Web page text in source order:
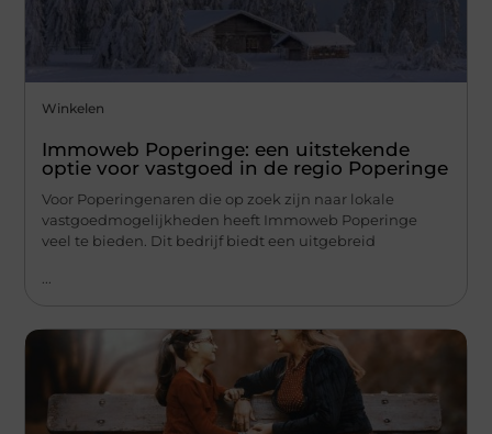
Winkelen
Immoweb Poperinge: een uitstekende
optie voor vastgoed in de regio Poperinge
Voor Poperingenaren die op zoek zijn naar lokale
vastgoedmogelijkheden heeft Immoweb Poperinge
veel te bieden. Dit bedrijf biedt een uitgebreid